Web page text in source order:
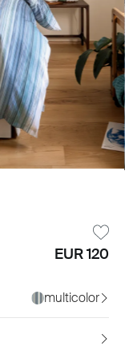
EUR 120
multicolor